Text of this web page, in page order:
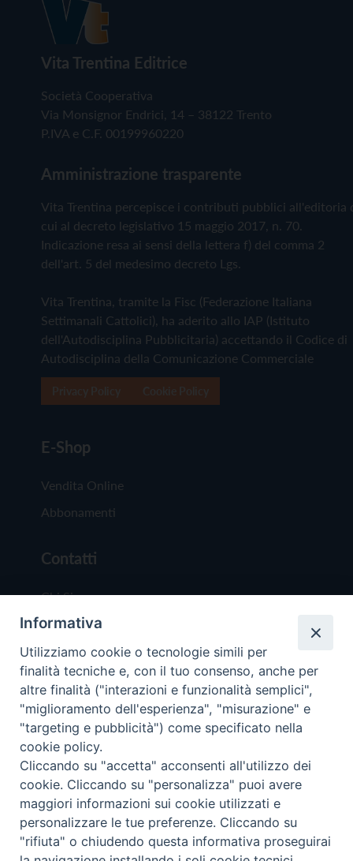
Vita Trentina Editrice
Società Cooperativa
Via Monsignor Endrici, 14 – 38122 Trento
P.IVA e C.F. 00199960220
Amministrazione trasparente
Vita Trentina percepisce i contributi pubblici all'editoria
cui al decreto legislativo 15 maggio 2017, n. 70.
Indicazione resa ai sensi della lettera f) del comma 2
dell'art. 5 del medesimo decreto Lgs.
Vita Trentina, tramite la Fisc (Federazione Italiana
Settimanali Cattolici), ha aderito allo IAP (Istituto
dell'Autodisciplina Pubblicitaria) accettando il Codice di
Autodisciplina della Comunicazione Commerciale
E-Shop
Vendita Online
Abbonamenti
Contatti
Chi Siamo
Redazione
Scrivici
Copyright © 2019 - Tutti i diritti riservati - Vita
Trentina Editrice
Privacy Policy
Torna
Informativa
Utilizziamo cookie o tecnologie simili per
finalità tecniche e, con il tuo consenso, anche per
altre finalità ("interazioni e funzionalità semplici",
"miglioramento dell'esperienza", "misurazione" e
"targeting e pubblicità") come specificato nella
cookie policy.
Cliccando su "accetta" acconsenti all'utilizzo dei
cookie. Cliccando su "personalizza" puoi avere
maggiori informazioni sui cookie utilizzati e
personalizzare le tue preferenze. Cliccando su
"rifiuta" o chiudendo questa informativa proseguirai